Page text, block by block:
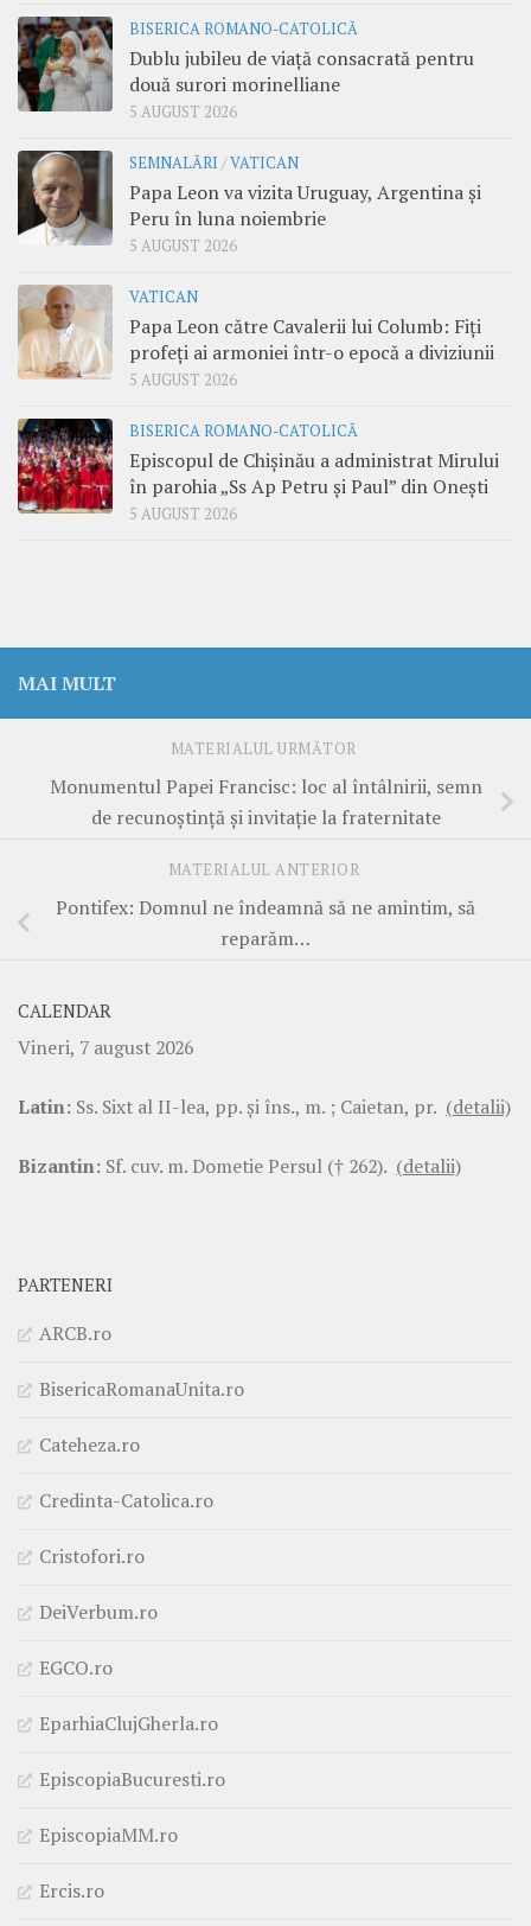
BISERICA ROMANO-CATOLICĂ
Dublu jubileu de viață consacrată pentru
două surori morinelliane
5 AUGUST 2026
SEMNALĂRI /VATICAN
Papa Leon va vizita Uruguay, Argentina și
Peru în luna noiembrie
5 AUGUST 2026
VATICAN
Papa Leon către Cavalerii lui Columb: Fiți
profeți ai armoniei într-o epocă a diviziunii
5 AUGUST 2026
BISERICA ROMANO-CATOLICĂ
Episcopul de Chișinău a administrat Mirului
în parohia „Ss Ap Petru și Paul” din Onești
5 AUGUST 2026
MAI MULT
MATERIALUL URMĂTOR
Monumentul Papei Francisc: loc al întâlnirii, semn
de recunoștință și invitație la fraternitate
MATERIALUL ANTERIOR
Pontifex: Domnul ne îndeamnă să ne amintim, să
reparăm…
CALENDAR
Vineri, 7 august 2026
Latin: Ss. Sixt al II-lea, pp. şi îns., m. ; Caietan, pr. (detalii)
Bizantin: Sf. cuv. m. Dometie Persul († 262). (detalii)
PARTENERI
ARCB.ro
BisericaRomanaUnita.ro
Cateheza.ro
Credinta-Catolica.ro
Cristofori.ro
DeiVerbum.ro
EGCO.ro
EparhiaClujGherla.ro
EpiscopiaBucuresti.ro
EpiscopiaMM.ro
Ercis.ro